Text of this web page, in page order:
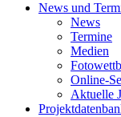
News und
News
Termine
Medien
Online-
Aktuelle